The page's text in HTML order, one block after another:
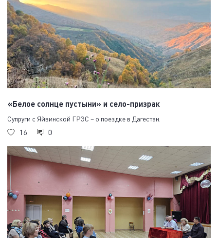
«Белое солнце пустыни» и село-призрак
Супруги с Яйвинской ГРЭС – о поездке в Дагестан.
16 0